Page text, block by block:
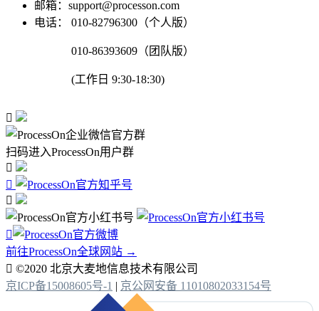
邮箱：support@processon.com
电话：
010-82796300（个人版）
010-86393609（团队版）
(工作日 9:30-18:30)

扫码进入ProcessOn用户群




前往ProcessOn全球网站 →
 ©2020 北京大麦地信息技术有限公司
京ICP备15008605号-1 | 京公网安备 11010802033154号